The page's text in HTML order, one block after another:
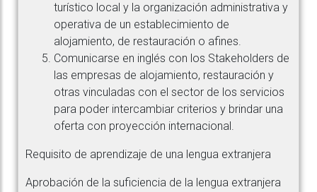
turístico local y la organización administrativa y
operativa de un establecimiento de
alojamiento, de restauración o afines.
Comunicarse en inglés con los Stakeholders de
las empresas de alojamiento, restauración y
otras vinculadas con el sector de los servicios
para poder intercambiar criterios y brindar una
oferta con proyección internacional.
Requisito de aprendizaje de una lengua extranjera
Aprobación de la suficiencia de la lengua extranjera